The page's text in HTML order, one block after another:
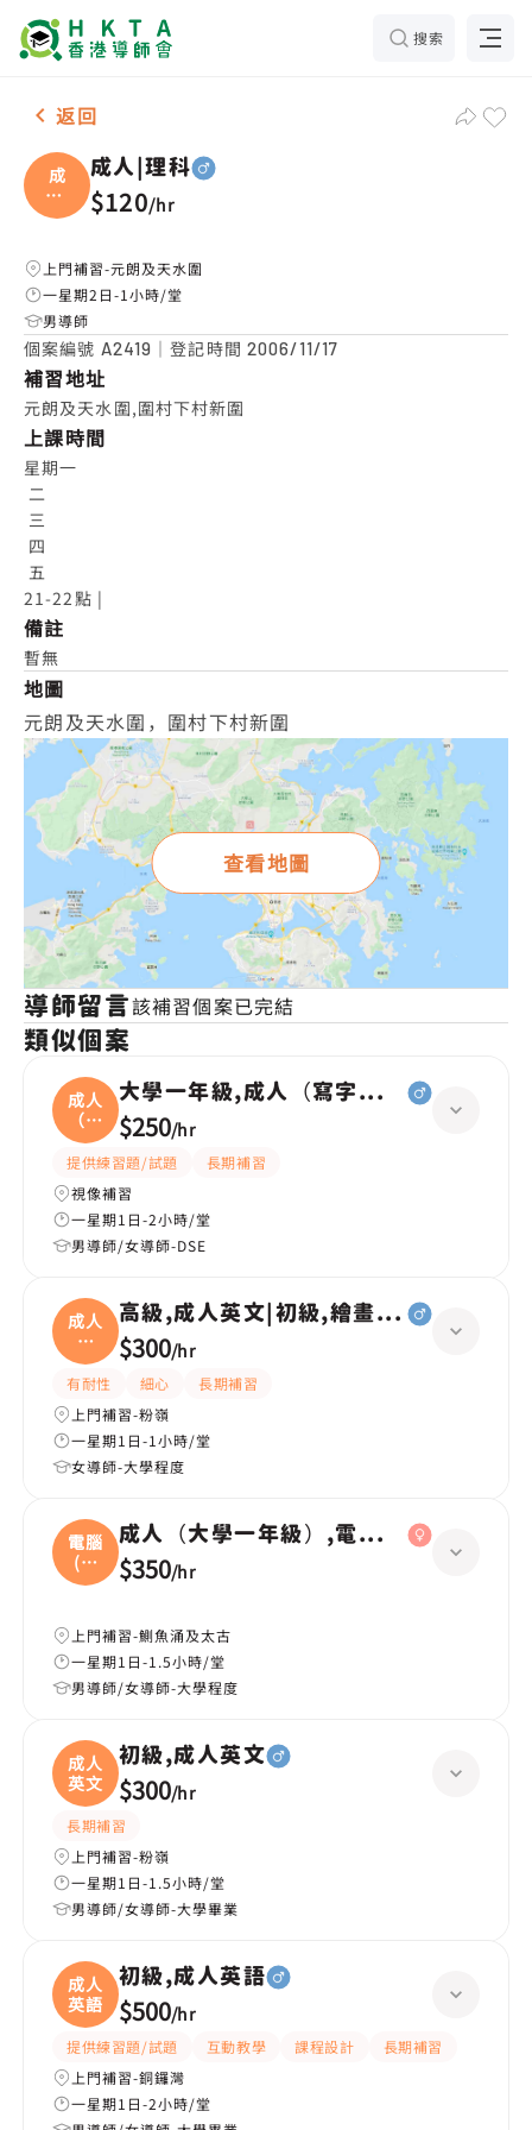
搜索
男-1名 成人|理科，元朗及天水圍 補習推介
返回
成
人|
理科
成人|理科
$120/hr
上門補習-元朗及天水圍
一星期2日-1小時/堂
男導師
個案編號 A2419 ｜登記時間 2006/11/17
補習地址
元朗及天水圍,圍村下村新圍
上課時間
星期一
二
五
21-22點 |
備註
暫無
地圖
元朗及天水圍，圍村下村新圍
查看地圖
導師留言該補習個案已完結
類似個案
成人
（寫
字
大學一年級,成人（寫字為主）
$250/hr
提供練習題/試題
長期補習
視像補習
一星期1日-2小時/堂
男導師/女導師-DSE
成人
英
文|
高級,成人英文|初級,繪畫(水彩油畫)、
$300/hr
有耐性 細心
長期補習
上門補習-粉嶺
一星期1日-1小時/堂
女導師-大學程度
電腦
(大
學
成人（大學一年級）,電腦(大學Year1
$350/hr
上門補習-鰂魚涌及太古
一星期1日-1.5小時/堂
男導師/女導師-大學程度
成人
英文
初級,成人英文
$300/hr
長期補習
上門補習-粉嶺
一星期1日-1.5小時/堂
男導師/女導師-大學畢業
成人
英語
初級,成人英語
$500/hr
提供練習題/試題 互動教學 課程設計
長期補習
上門補習-銅鑼灣
一星期1日-2小時/堂